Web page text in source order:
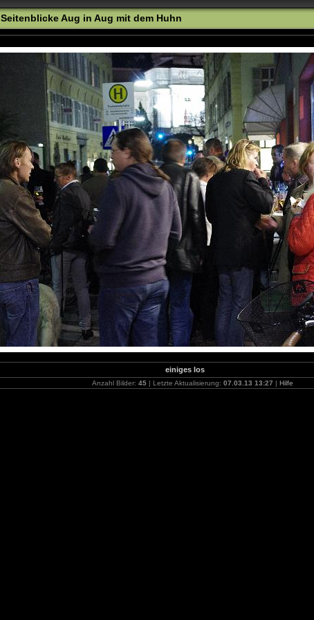
Seitenblicke Aug in Aug mit dem Huhn
einiges los
Anzahl Bilder: 45| Letzte Aktualisierung: 07.03.13 13:27 | Hilfe